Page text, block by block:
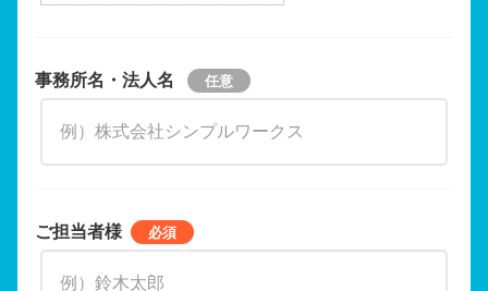
事務所名・法人名
ご担当者様